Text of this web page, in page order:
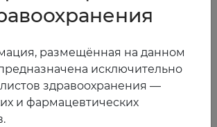
Следующая
размещённая на данном
исключительно
здравоохранения —
и фармацевтических